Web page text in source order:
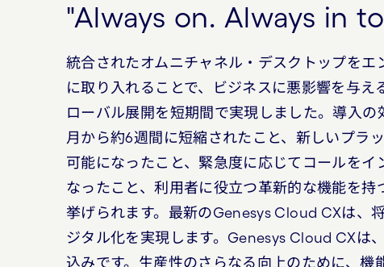
"Always on. Always in
統合されたオムニチャネル・デスクトップを
に取り入れることで、ビジネスに悪影響を与
ローバル展開を短期間で実現しました。導入
月から約6週間に短縮されたこと、新しいプラ
可能になったこと、緊急度に応じてコールを
なったこと、利用者に役立つ革新的な機能を
挙げられます。最新のGenesys Cloud CXは、
ジタル化を実現します。Genesys Cloud CXは
込みです。生産性のさらなる向上のために、